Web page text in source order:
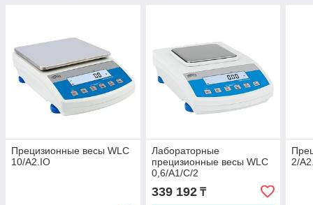
Прецизионные весы WLC
10/A2.IO
Лабораторные
прецизионные весы WLC
0,6/A1/C/2
339 192₸
2/